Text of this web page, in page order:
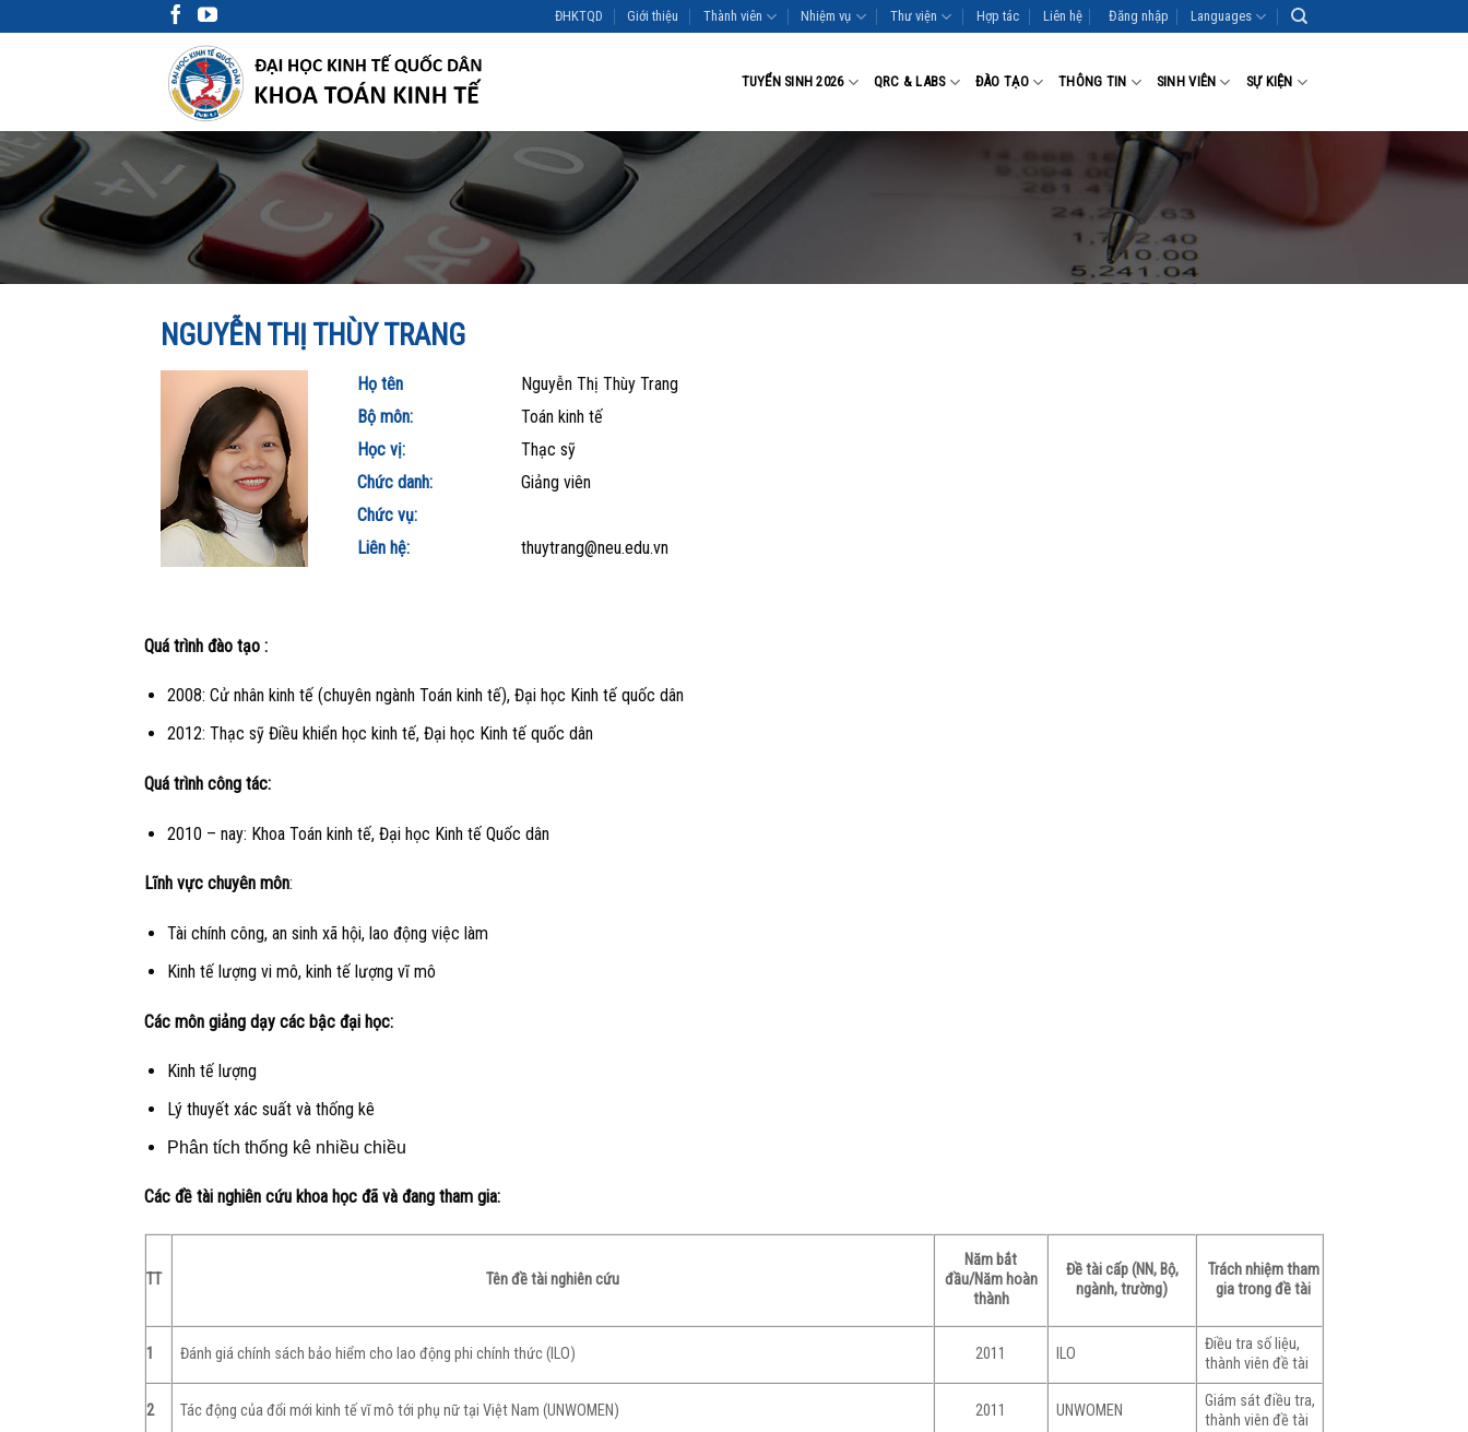
to
ĐHKTQD Giới thiệu Thành viên Nhiệm vụ Thư viện Hợp tác Liên hệ Đăng nhập Languages
TUYỂN SINH 2026 QRC & LABS ĐÀO TẠO THÔNG TIN SINH VIÊN SỰ KIỆN
NGUYỄN THỊ THÙY TRANG
Họ tên
Nguyễn Thị Thùy Trang
Bộ môn:
Toán kinh tế
Học vị:
Thạc sỹ
Chức danh:
Giảng viên
Chức vụ:
Liên hệ:
thuytrang@neu.edu.vn
Quá trình đào tạo :
2008: Cử nhân kinh tế (chuyên ngành Toán kinh tế), Đại học Kinh tế quốc dân
2012: Thạc sỹ Điều khiển học kinh tế, Đại học Kinh tế quốc dân
Quá trình công tác:
2010 – nay: Khoa Toán kinh tế, Đại học Kinh tế Quốc dân
Lĩnh vực chuyên môn:
Tài chính công, an sinh xã hội, lao động việc làm
Kinh tế lượng vi mô, kinh tế lượng vĩ mô
Các môn giảng dạy các bậc đại học:
Kinh tế lượng
Lý thuyết xác suất và thống kê
Phân tích thống kê nhiều chiều
Các đề tài nghiên cứu khoa học đã và đang tham gia:
TT Tên đề tài nghiên cứu
Năm bắt
đầu/Năm hoàn
thành
Đề tài cấp (NN, Bộ,
ngành, trường)
Trách nhiệm tham
gia trong đề tài
1 Đánh giá chính sách bảo hiểm cho lao động phi chính thức (ILO) 2011 ILO
Điều tra số liệu,
thành viên đề tài
2 Tác động của đổi mới kinh tế vĩ mô tới phụ nữ tại Việt Nam (UNWOMEN) 2011 UNWOMEN
Giám sát điều tra,
thành viên đề tài